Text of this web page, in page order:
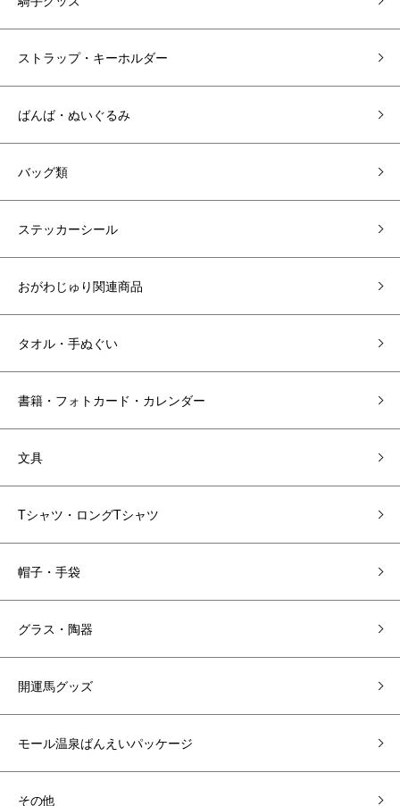
ストラップ・キーホルダー
ばんば・ぬいぐるみ
バッグ類
ステッカーシール
おがわじゅり関連商品
タオル・手ぬぐい
書籍・フォトカード・カレンダー
文具
Tシャツ・ロングTシャツ
帽子・手袋
グラス・陶器
開運馬グッズ
モール温泉ばんえいパッケージ
その他